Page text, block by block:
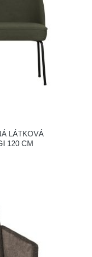
LÁTKOVÁ
120 CM